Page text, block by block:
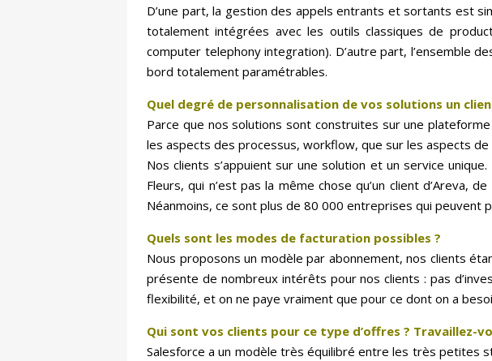
D’une part, la gestion des appels entrants et sortants est
totalement intégrées avec les outils classiques de
computer telephony integration). D’autre part, l’ensemble
bord totalement paramétrables.
Quel degré de personnalisation de vos solutions un
Parce que nos solutions sont construites sur une
les aspects des processus, workflow, que sur les aspects
Nos clients s’appuient sur une solution et un service
Fleurs, qui n’est pas la même chose qu’un client d’Areva,
Néanmoins, ce sont plus de 80 000 entreprises qui
Quels sont les modes de facturation possibles ?
Nous proposons un modèle par abonnement, nos clients
présente de nombreux intérêts pour nos clients : pas
flexibilité, et on ne paye vraiment que pour ce dont on a
Qui sont vos clients pour ce type d’offres ? Travaillez-
Salesforce a un modèle très équilibré entre les très petites